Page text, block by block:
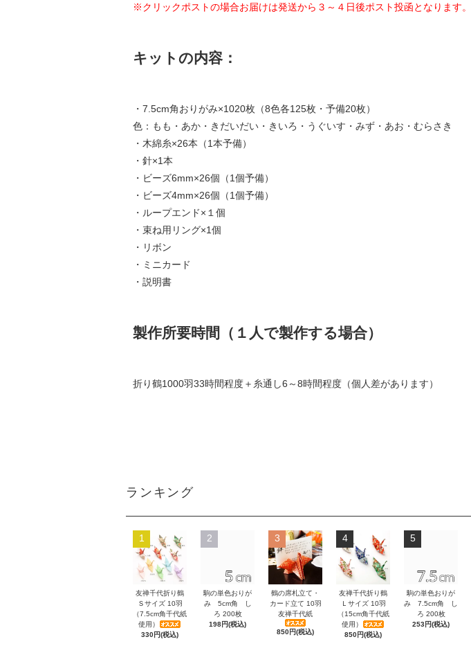
※クリックポストの場合お届けは発送から３～４日後ポスト投函となります。
キットの内容：
・7.5cm角おりがみ×1020枚（8色各125枚・予備20枚）
色：もも・あか・きだいだい・きいろ・うぐいす・みず・あお・むらさき
・木綿糸×26本（1本予備）
・針×1本
・ビーズ6mm×26個（1個予備）
・ビーズ4mm×26個（1個予備）
・ループエンド×１個
・束ね用リング×1個
・リボン
・ミニカード
・説明書
製作所要時間（１人で製作する場合）
折り鶴1000羽33時間程度＋糸通し6～8時間程度（個人差があります）
ランキング
1
友禅千代折り鶴
Ｓサイズ 10羽
（7.5cm角千代紙
使用）
330円(税込)
2
駒の単色おりが
み 5cm角 し
ろ 200枚
198円(税込)
3
鶴の席札立て・
カード立て 10羽
友禅千代紙
850円(税込)
4
友禅千代折り鶴
Ｌサイズ 10羽
（15cm角千代紙
使用）
850円(税込)
5
駒の単色おりが
み 7.5cm角 し
ろ 200枚
253円(税込)